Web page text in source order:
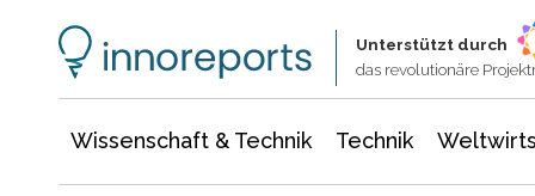
Unterstützt durch
das revolutionäre
Wissenschaft & Technik Technik